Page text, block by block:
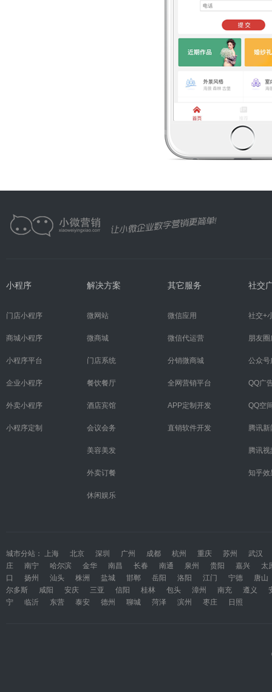
小程序
门店小程序
商城小程序
小程序平台
企业小程序
外卖小程序
小程序定制
解决方案
微网站
微商城
门店系统
餐饮餐厅
酒店宾馆
会议会务
美容美发
外卖订餐
休闲娱乐
其它服务
微信应用
微信代运营
分销微商城
全网营销平台
APP定制开发
直销软件开发
社交
社交+
朋友圈
公众号
QQ广
QQ空
腾讯新
腾讯视
知乎效
城市分站： 上海 北京 深圳 广州 成都 杭州 重庆 苏州
武汉
庄
南宁 哈尔滨 金华 南昌 长春 南通 泉州 贵阳 嘉兴
太
口
扬州 汕头 株洲 盐城 邯郸 岳阳 洛阳 江门 宁德
唐山
尔多斯
咸阳 安庆 三亚 信阳 桂林 包头 漳州 南充 遵义
宁
临沂 东营 泰安 德州 聊城 菏泽 滨州 枣庄 日照